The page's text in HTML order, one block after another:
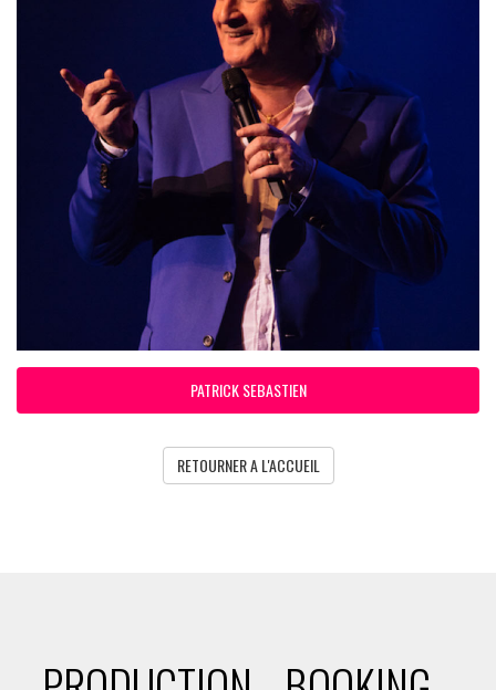
PATRICK SEBASTIEN
RETOURNER A L'ACCUEIL